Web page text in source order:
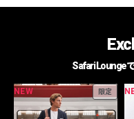
Safari Lounge
NEW 限定